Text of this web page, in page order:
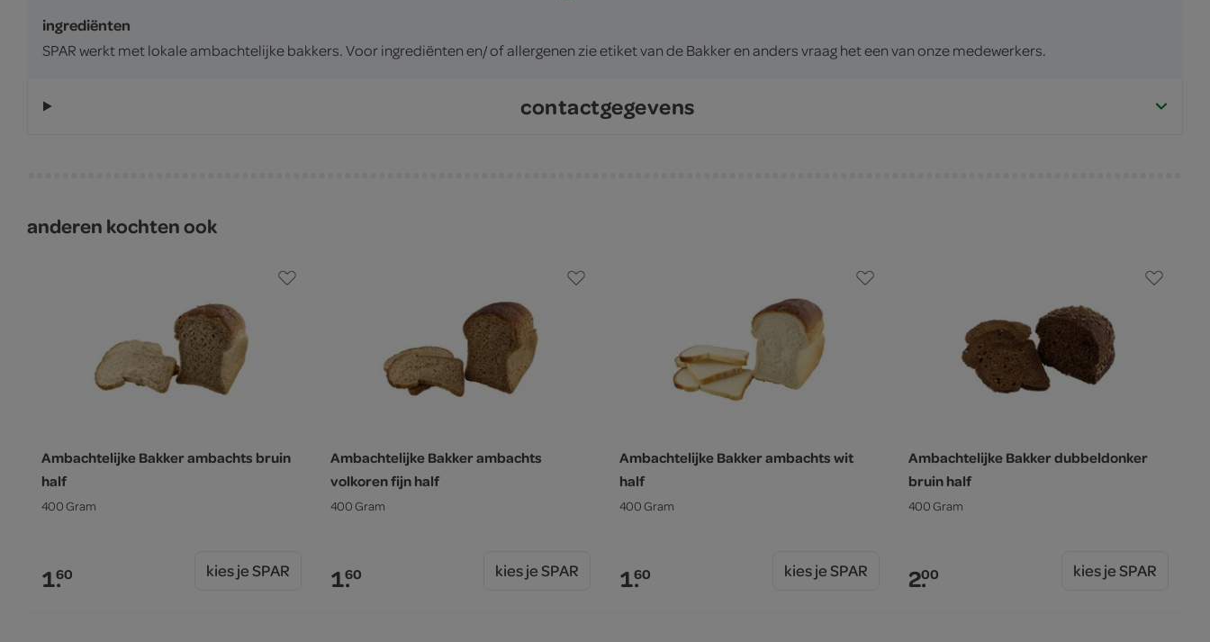
ingrediënten
SPAR werkt met lokale ambachtelijke bakkers. Voor ingrediënten en/ of allergenen zie etiket van de Bakker en anders vraag het een van onze medewerkers.
contactgegevens
anderen kochten ook
Ambachtelijke Bakker ambachts bruin
half
400 Gram
1.60 kies je SPAR
Ambachtelijke Bakker ambachts
volkoren fijn half
400 Gram
1.60 kies je SPAR
Ambachtelijke Bakker ambachts wit
half
400 Gram
1.60 kies je SPAR
Ambachtelijke Bakker dubbeldonker
bruin half
400 Gram
2.00 kies je SPAR